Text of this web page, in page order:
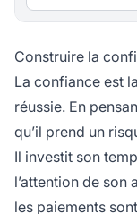
Construire la
La confiance est
réussie. En
qu’il prend un
Il investit son
l’attention de son
les paiements